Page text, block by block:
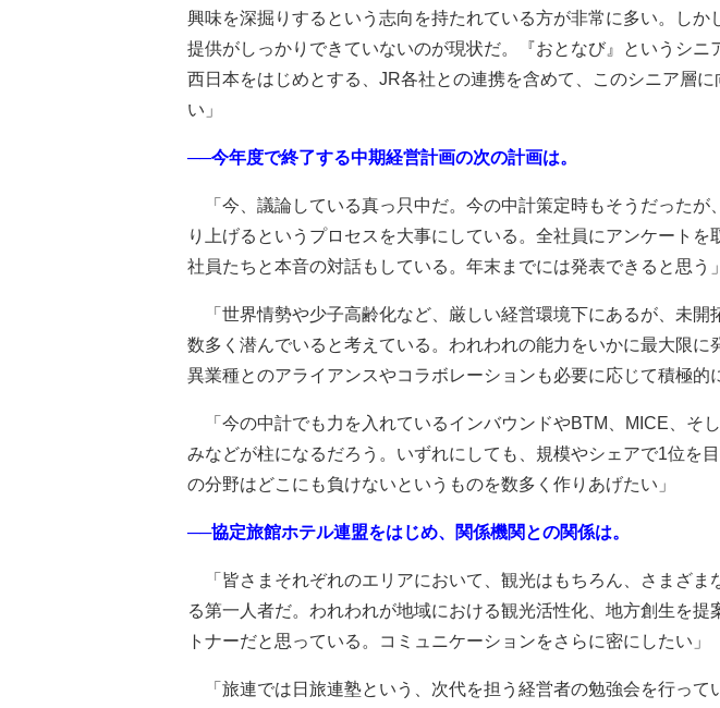
興味を深掘りするという志向を持たれている方が非常に多い。しか
提供がしっかりできていないのが現状だ。『おとなび』というシニ
西日本をはじめとする、JR各社との連携を含めて、このシニア層
い」
──今年度で終了する中期経営計画の次の計画は。
「今、議論している真っ只中だ。今の中計策定時もそうだったが
り上げるというプロセスを大事にしている。全社員にアンケートを
社員たちと本音の対話もしている。年末までには発表できると思う」
「世界情勢や少子高齢化など、厳しい経営環境下にあるが、未開
数多く潜んでいると考えている。われわれの能力をいかに最大限に
異業種とのアライアンスやコラボレーションも必要に応じて積極的
「今の中計でも力を入れているインバウンドやBTM、MICE、そ
みなどが柱になるだろう。いずれにしても、規模やシェアで1位を
の分野はどこにも負けないというものを数多く作りあげたい」
──協定旅館ホテル連盟をはじめ、関係機関との関係は。
「皆さまそれぞれのエリアにおいて、観光はもちろん、さまざま
る第一人者だ。われわれが地域における観光活性化、地方創生を提
トナーだと思っている。コミュニケーションをさらに密にしたい」
「旅連では日旅連塾という、次代を担う経営者の勉強会を行って